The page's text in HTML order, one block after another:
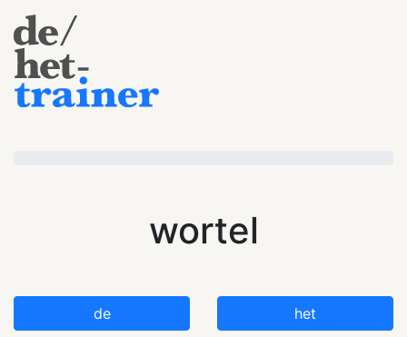
wortel
de het